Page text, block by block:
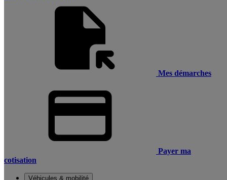
Mes démarches
Payer ma
cotisation
Véhicules & mobilité